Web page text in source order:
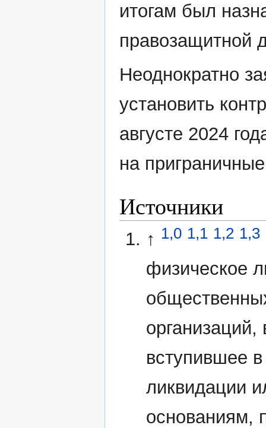
итогам был
правозащитной
Неоднократно
установить
августе 2024
на
Источники
↑ 1,0 1,1 1,2 1,3
физическое
вступившее
ликвидации
основаниям,